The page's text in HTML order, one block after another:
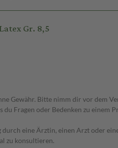
Gr. 8,5
Gewähr. Bitte nimm dir vor dem
Fragen oder Bedenken zu einem
eine Ärztin, einen Arzt oder
zu konsultieren.